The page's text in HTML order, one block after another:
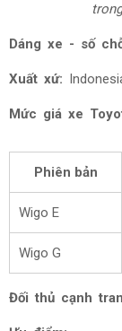
Dáng xe - số
Xuất xứ:
Mức giá xe
Phiên bản
Wigo E
Wigo G
Đối thủ cạnh